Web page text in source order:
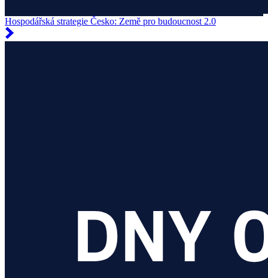
Hospodářská strategie Česko: Země pro budoucnost 2.0